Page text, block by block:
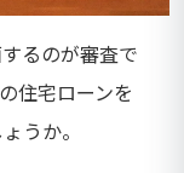
るのが審査で
住宅ローンを
うか。